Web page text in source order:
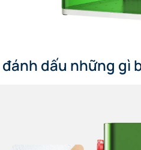
đánh dấu những